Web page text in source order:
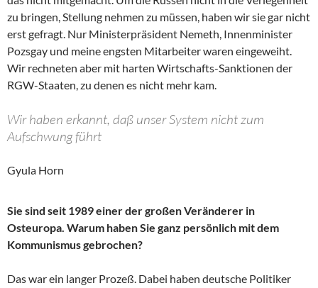
zu bringen, Stellung nehmen zu müssen, haben wir sie gar nicht
erst gefragt. Nur Ministerpräsident Nemeth, Innenminister
Pozsgay und meine engsten Mitarbeiter waren eingeweiht.
Wir rechneten aber mit harten Wirtschafts-Sanktionen der
RGW-Staaten, zu denen es nicht mehr kam.
Wir haben erkannt, daß unser System nicht zum
Aufschwung führt
Gyula Horn
Sie sind seit 1989 einer der großen Veränderer in
Osteuropa. Warum haben Sie ganz persönlich mit dem
Kommunismus gebrochen?
Das war ein langer Prozeß. Dabei haben deutsche Politiker